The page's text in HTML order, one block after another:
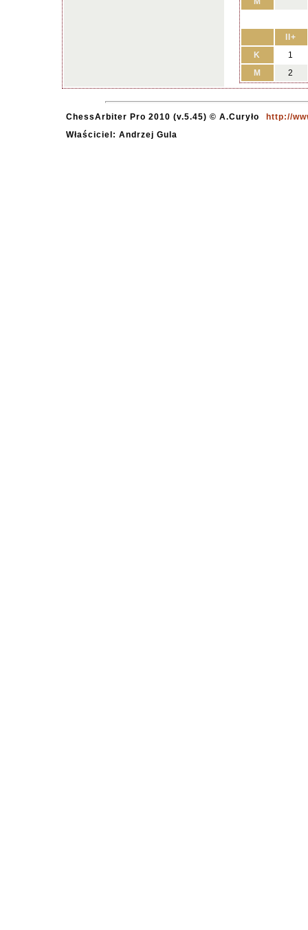
II+
K
1
M
2
ChessArbiter Pro 2010 (v.5.45) © A.Curyło
http://
Właściciel: Andrzej Gula